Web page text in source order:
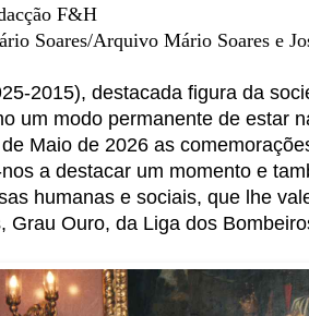
F&H
Soares/Arquivo Mário Soares e
2015), destacada figura da
um modo permanente de estar
Maio de 2026 as
a destacar um momento e
humanas e sociais, que lhe
Grau Ouro, da Liga dos